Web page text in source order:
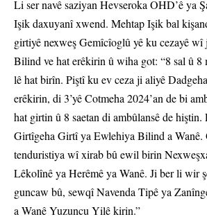
Li ser navê saziyan Hevseroka OHD’ê ya
Işik daxuyanî xwend. Mehtap Işik bal
girtiyê nexweş Gemîcîoglû yê ku cezayê wî
Bilind ve hat erêkirin û wiha got: “8 sal û 8
lê hat birîn. Piştî ku ev ceza ji aliyê
erêkirin, di 3’yê Cotmeha 2024’an de bi
hat girtin û 8 saetan di ambûlansê de
Girtîgeha Girtî ya Ewlehiya Bilind a Wanê.
tenduristiya wî xirab bû ewil birin
Lêkolînê ya Herêmê ya Wanê. Ji ber li wir
guncaw bû, sewqî Navenda Tipê ya
a Wanê Yuzuncu Yilê kirin.”